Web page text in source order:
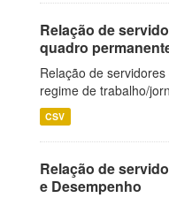
Relação de
quadro
Relação de
regime de trabalho/
CSV
Relação de
e Desempenho